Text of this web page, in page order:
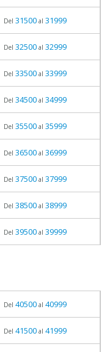
Del 31500al 31999
Del 32500al 32999
Del 33500al 33999
Del 34500al 34999
Del 35500al 35999
Del 36500al 36999
Del 37500al 37999
Del 38500al 38999
Del 39500al 39999
Del 40500al 40999
Del 41500al 41999